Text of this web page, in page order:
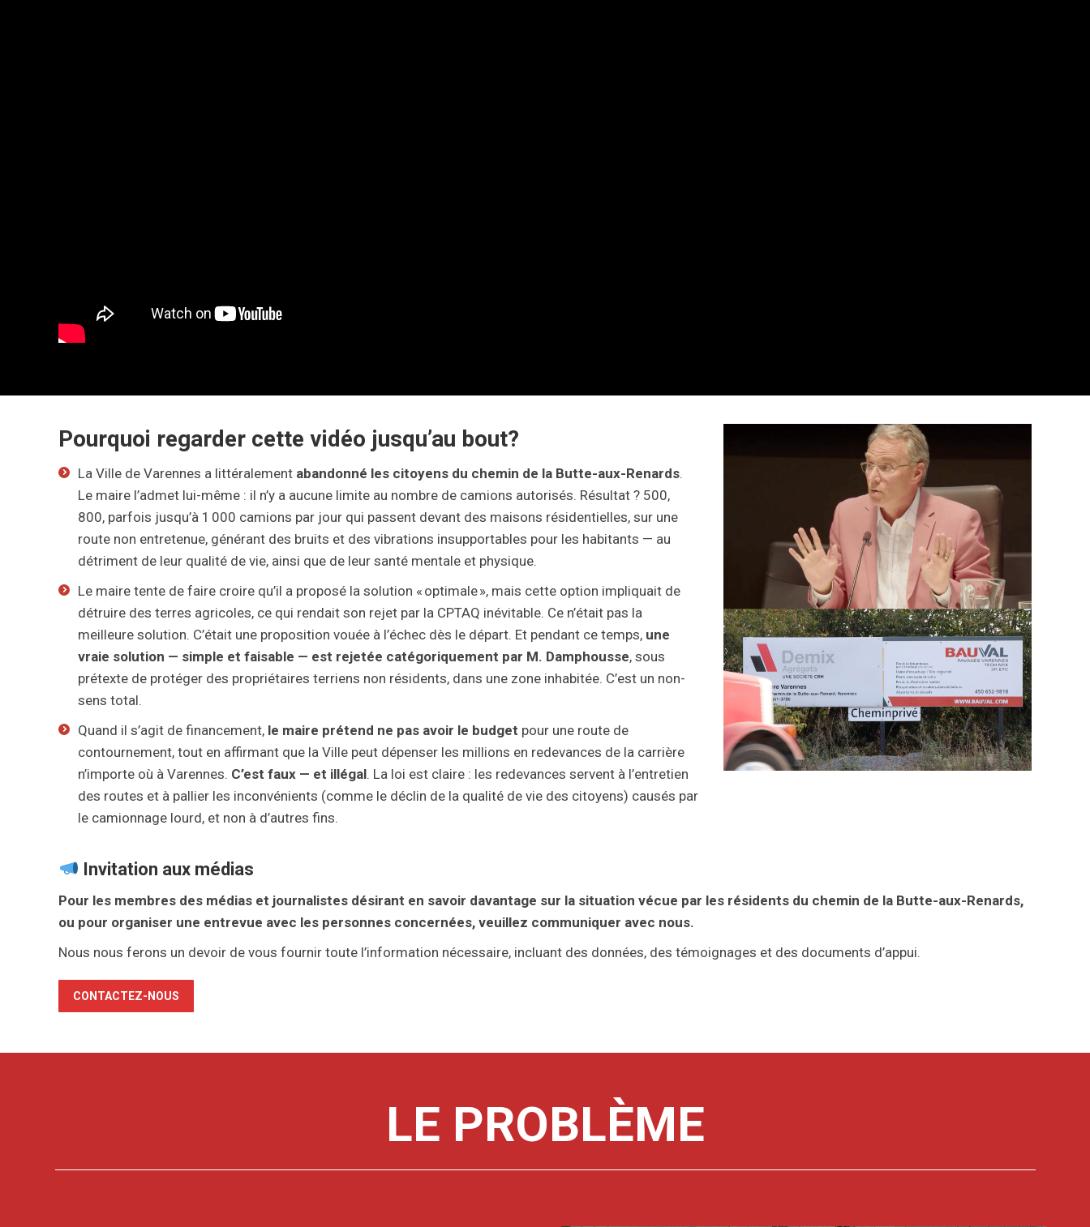
Pourquoi regarder cette vidéo jusqu’au bout?
La Ville de Varennes a littéralement abandonné les citoyens du chemin de la Butte-aux-Renards.
Le maire l’admet lui-même : il n’y a aucune limite au nombre de camions autorisés. Résultat ? 500,
800, parfois jusqu’à 1 000 camions par jour qui passent devant des maisons résidentielles, sur une
route non entretenue, générant des bruits et des vibrations insupportables pour les habitants — au
détriment de leur qualité de vie, ainsi que de leur santé mentale et physique.
Le maire tente de faire croire qu’il a proposé la solution « optimale », mais cette option impliquait de
détruire des terres agricoles, ce qui rendait son rejet par la CPTAQ inévitable. Ce n’était pas la
meilleure solution. C’était une proposition vouée à l’échec dès le départ. Et pendant ce temps, une
vraie solution — simple et faisable — est rejetée catégoriquement par M. Damphousse, sous
prétexte de protéger des propriétaires terriens non résidents, dans une zone inhabitée. C’est un non-
sens total.
Quand il s’agit de financement, le maire prétend ne pas avoir le budget pour une route de
contournement, tout en affirmant que la Ville peut dépenser les millions en redevances de la carrière
n’importe où à Varennes. C’est faux — et illégal. La loi est claire : les redevances servent à l’entretien
des routes et à pallier les inconvénients (comme le déclin de la qualité de vie des citoyens) causés par
le camionnage lourd, et non à d’autres fins.
Invitation aux médias
Pour les membres des médias et journalistes désirant en savoir davantage sur la situation vécue par les résidents du chemin de la Butte-aux-Renards,
ou pour organiser une entrevue avec les personnes concernées, veuillez communiquer avec nous.
Nous nous ferons un devoir de vous fournir toute l’information nécessaire, incluant des données, des témoignages et des documents d’appui.
CONTACTEZ-NOUS
LE PROBLÈME